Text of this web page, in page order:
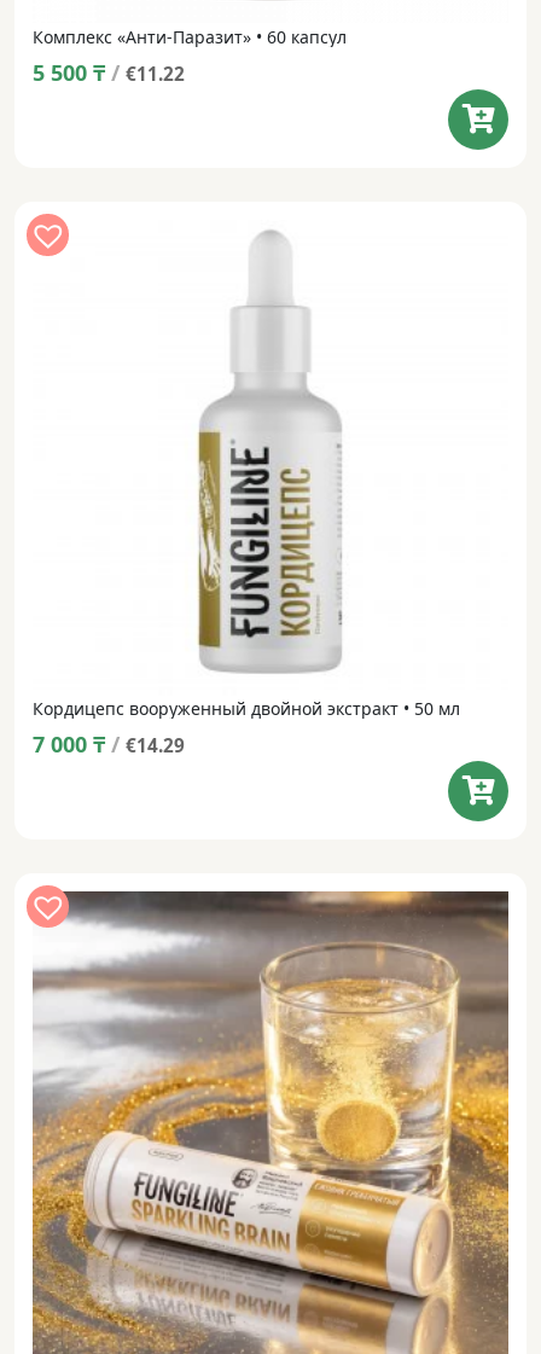
Комплекс «Анти-Паразит» • 60 капсул
5 500 ₸ / €11.22
Кордицепс вооруженный двойной экстракт • 50 мл
7 000 ₸ / €14.29